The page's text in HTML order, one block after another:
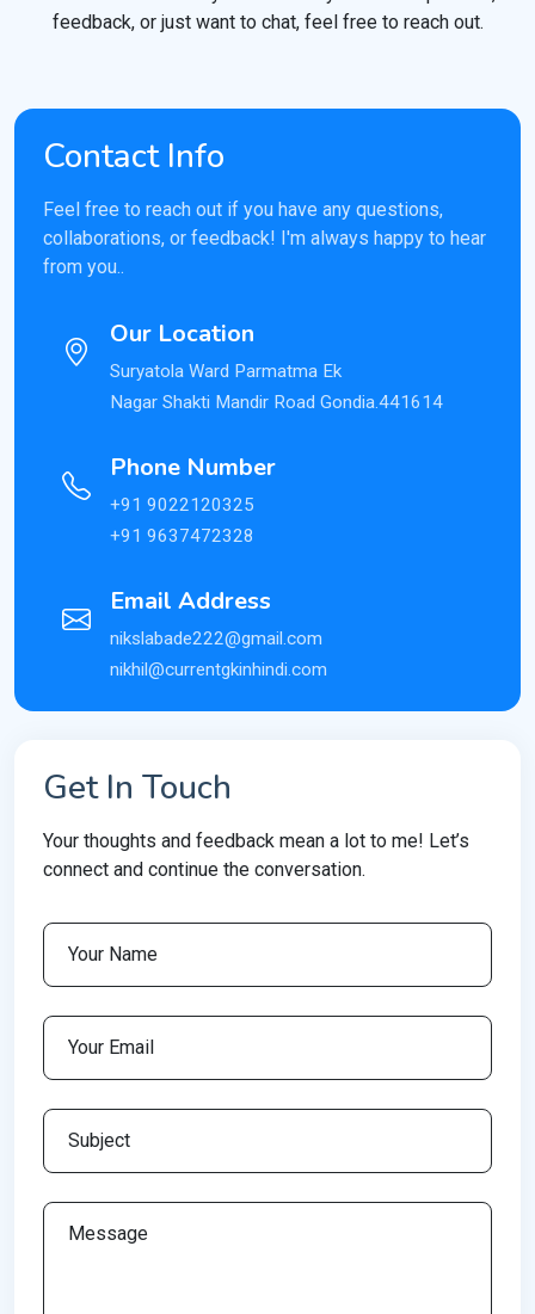
feedback, or just want to chat, feel free to reach out.
Contact Info
Feel free to reach out if you have any questions,
collaborations, or feedback! I'm always happy to hear
from you..
Our Location
Suryatola Ward Parmatma Ek
Nagar Shakti Mandir Road Gondia.441614
Phone Number
+91 9022120325
+91 9637472328
Email Address
nikslabade222@gmail.com
nikhil@currentgkinhindi.com
Get In Touch
Your thoughts and feedback mean a lot to me! Let’s
connect and continue the conversation.